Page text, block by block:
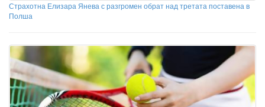
Страхотна Елизара Янева с разгромен обрат над третата поставена в
Полша